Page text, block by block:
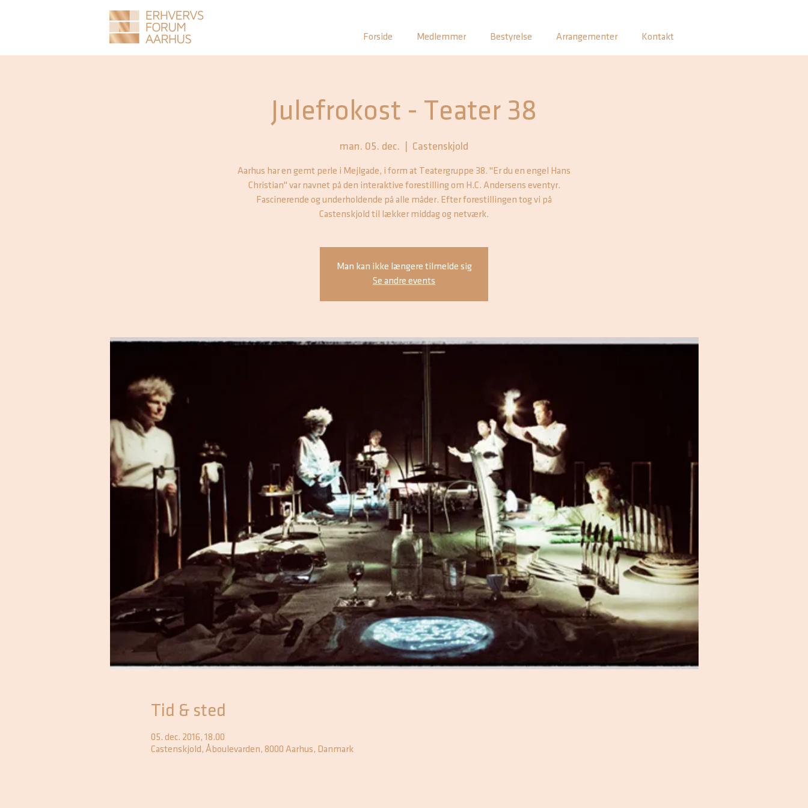
Forside Medlemmer Bestyrelse Arrangementer Kontakt
Julefrokost - Teater 38
man. 05. dec. Castenskjold
Aarhus har en gemt perle i Mejlgade, i form at Teatergruppe 38. "Er du en engel Hans
Christian" var navnet på den interaktive forestilling om H.C. Andersens eventyr.
Fascinerende og underholdende på alle måder. Efter forestillingen tog vi på
Castenskjold til lækker middag og netværk.
Man kan ikke længere tilmelde sig
Se andre events
Tid & sted
05. dec. 2016, 18.00
Castenskjold, Åboulevarden, 8000 Aarhus, Danmark